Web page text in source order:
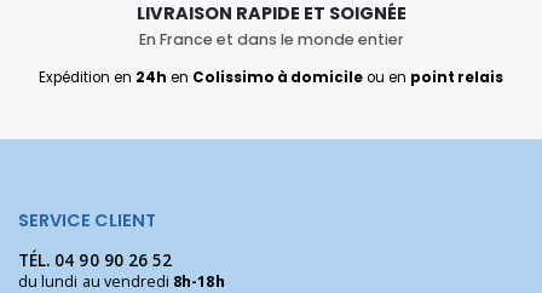
LIVRAISON RAPIDE ET SOIGNÉE
En France et dans le monde entier
Expédition en 24h en Colissimo à domicileou en point relais
SERVICE CLIENT
TÉL. 04 90 90 26 52
du lundi au vendredi 8h-18h